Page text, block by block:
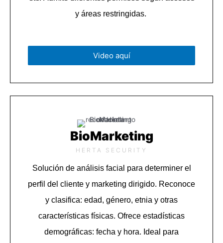
y áreas restringidas.
Video aquí
BioMarketing
HERTA SECURITY
Solución de análisis facial para determiner el
perfil del cliente y marketing dirigido. Reconoce
y clasifica: edad, género, etnia y otras
características físicas. Ofrece estadísticas
demográficas: fecha y hora. Ideal para